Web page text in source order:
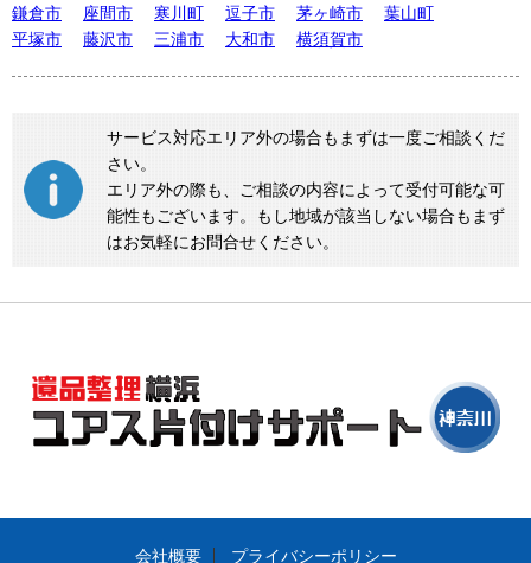
鎌倉市
座間市 寒川町 逗子市 茅ヶ崎市
葉山町
平塚市
藤沢市 三浦市 大和市 横須賀市
サービス対応エリア外の場合もまずは一度ご相談くだ
さい。
エリア外の際も、ご相談の内容によって受付可能な可
能性もございます。もし地域が該当しない場合もまず
はお気軽にお問合せください。
会社概要 プライバシーポリシー